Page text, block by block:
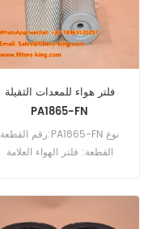
فلتر هواء للمعدات الثقيلة
PA1865-FN
رقم القطعة:PA1865-FN نوع
القطعة: فلتر الهواء العلامة